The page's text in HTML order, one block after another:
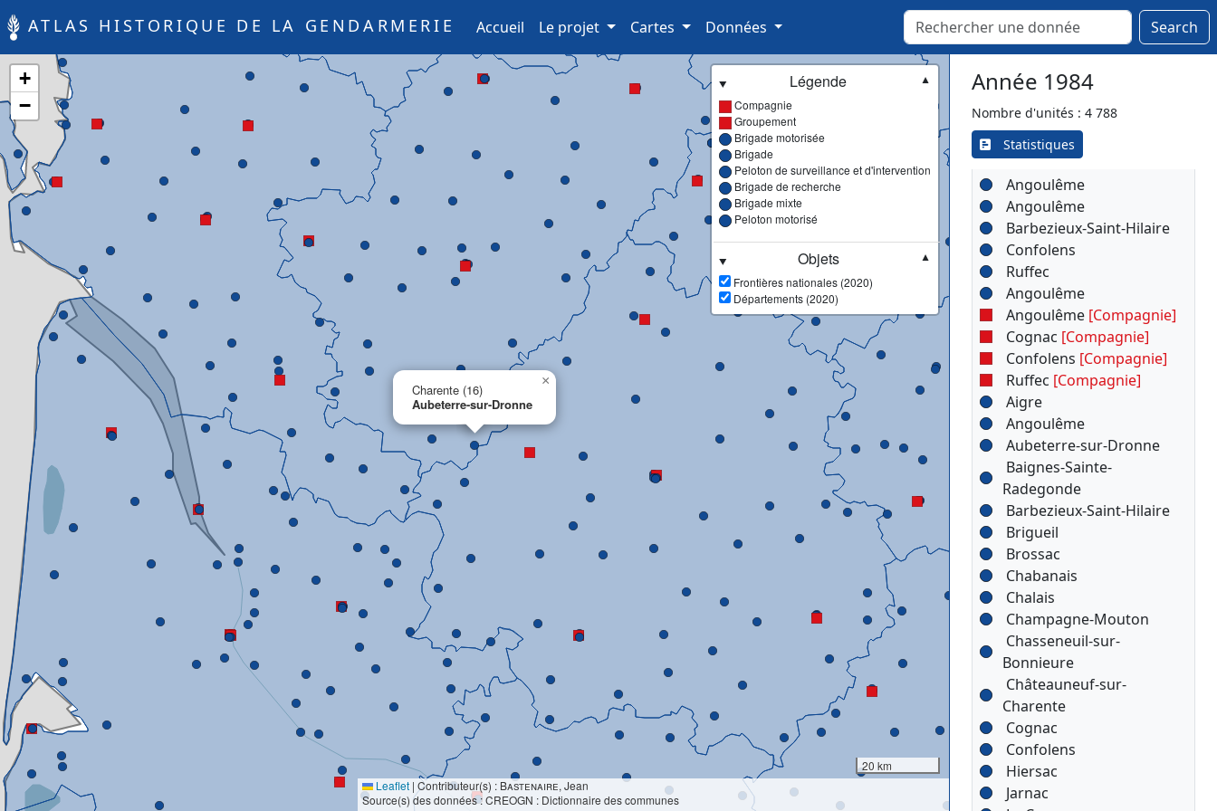
ATLAS HISTORIQUE DE LA GENDARMERIE Accueil (current)
Le projet Cartes Données Search
Charente (16)
Aubeterre-sur-Dronne
×
+
−
Légende
▼
Compagnie
Groupement
Brigade motorisée
Brigade
Peloton de surveillance et d'intervention
Brigade de recherche
Brigade mixte
Peloton motorisé
Objets
▼
Frontières nationales (2020)
Départements (2020)
20 km
Leaflet | Contributeur(s) : Bastenaire, Jean
Source(s) des données : CREOGN : Dictionnaire des communes
Année 1984
Nombre d'unités : 4 788
Statistiques
Trizac
Vic-sur-Cère
Ydes
Charente (16)
Angoulême
Angoulême
Barbezieux-Saint-Hilaire
Confolens
Ruffec
Angoulême
Angoulême [Compagnie]
Cognac [Compagnie]
Confolens [Compagnie]
Ruffec [Compagnie]
Aigre
Angoulême
Aubeterre-sur-Dronne
Baignes-Sainte-
Radegonde
Barbezieux-Saint-Hilaire
Brigueil
Brossac
Chabanais
Chalais
Champagne-Mouton
Chasseneuil-sur-
Bonnieure
Châteauneuf-sur-
Charente
Cognac
Confolens
Hiersac
Jarnac